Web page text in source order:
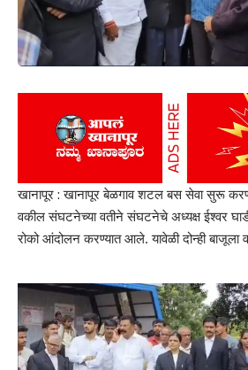
खानापूर : खानापूर बेळगाव शटल बस सेवा सुरू
वकील संघटनेच्या वतीने संघटनेचे अध्यक्ष ईश्वर घाडी
रोको आंदोलन करण्यात आले. यावेळी दोन्ही बाजूला